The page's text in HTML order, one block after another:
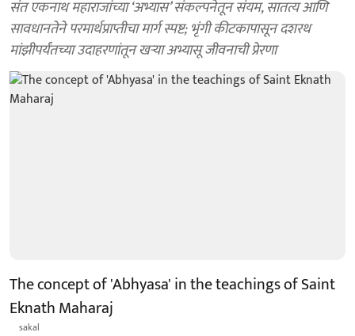
संत एकनाथ महाराजांच्या ‘अभ्यास’ संकल्पनेतून संयम, सातत्य आणि
सावधानतेने परमार्थप्राप्तीचा मार्ग स्पष्ट; भृंगी कीटकापासून दशरथ
मांझीपर्यंतच्या उदाहरणांतून खऱ्या अभ्यासू जीवनाची प्रेरणा
The concept of 'Abhyasa' in the teachings of Saint
Eknath Maharaj
sakal